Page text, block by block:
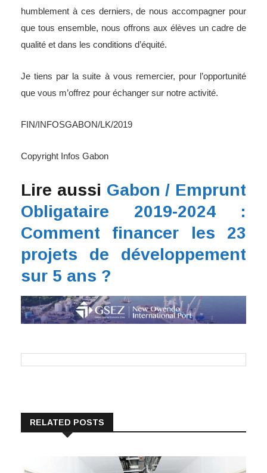
humblement à ces derniers, de nous accompagner pour
que tous ensemble, nous offrons aux élèves un cadre de
qualité et dans les conditions d’équité.
Je tiens par la suite à vous remercier, pour l’opportunité
que vous m’offrez pour échanger sur notre activité.
FIN/INFOSGABON/LK/2019
Copyright Infos Gabon
Lire aussi Gabon / Emprunt
Obligataire 2019-2024 :
Comment financer les 23
projets de développement
sur 5 ans ?
RELATED POSTS